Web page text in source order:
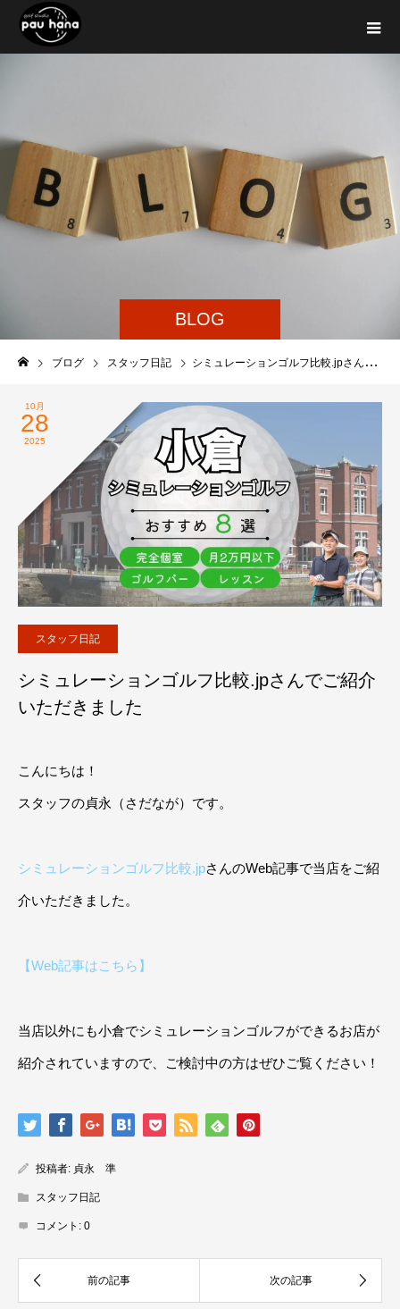
BLOG
ブログ スタッフ日記 シミュレーションゴルフ比較.jpさんでご紹介いただきました
10月
28
2025
スタッフ日記
シミュレーションゴルフ比較.jpさんでご紹介
いただきました
こんにちは！
スタッフの貞永（さだなが）です。
シミュレーションゴルフ比較.jpさんのWeb記事で当店をご紹
介いただきました。
【Web記事はこちら】
当店以外にも小倉でシミュレーションゴルフができるお店が
紹介されていますので、ご検討中の方はぜひご覧ください！
投稿者: 貞永 準
スタッフ日記
コメント: 0